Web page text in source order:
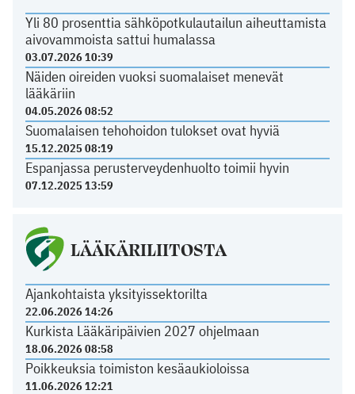
Yli 80 prosenttia sähköpotkulautailun aiheuttamista
aivovammoista sattui humalassa
03.07.2026 10:39
Näiden oireiden vuoksi suomalaiset menevät
lääkäriin
04.05.2026 08:52
Suomalaisen tehohoidon tulokset ovat hyviä
15.12.2025 08:19
Espanjassa perusterveydenhuolto toimii hyvin
07.12.2025 13:59
LÄÄKÄRILIITOSTA
Ajankohtaista yksityissektorilta
22.06.2026 14:26
Kurkista Lääkäripäivien 2027 ohjelmaan
18.06.2026 08:58
Poikkeuksia toimiston kesäaukioloissa
11.06.2026 12:21